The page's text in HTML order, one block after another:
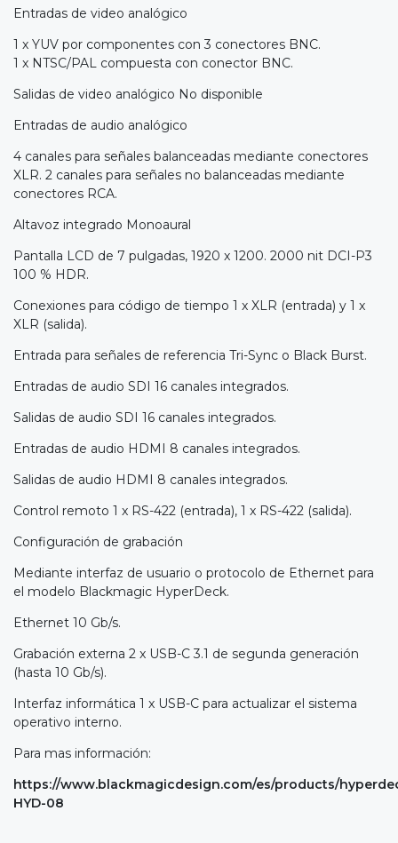
Entradas de video analógico
1 x YUV por componentes con 3 conectores BNC.
1 x NTSC/PAL compuesta con conector BNC.
Salidas de video analógico No disponible
Entradas de audio analógico
4 canales para señales balanceadas mediante conectores
XLR. 2 canales para señales no balanceadas mediante
conectores RCA.
Altavoz integrado Monoaural
Pantalla LCD de 7 pulgadas, 1920 x 1200. 2000 nit DCI-P3
100 % HDR.
Conexiones para código de tiempo 1 x XLR (entrada) y 1 x
XLR (salida).
Entrada para señales de referencia Tri-Sync o Black Burst.
Entradas de audio SDI 16 canales integrados.
Salidas de audio SDI 16 canales integrados.
Entradas de audio HDMI 8 canales integrados.
Salidas de audio HDMI 8 canales integrados.
Control remoto 1 x RS-422 (entrada), 1 x RS-422 (salida).
Configuración de grabación
Mediante interfaz de usuario o protocolo de Ethernet para
el modelo Blackmagic HyperDeck.
Ethernet 10 Gb/s.
Grabación externa 2 x USB-C 3.1 de segunda generación
(hasta 10 Gb/s).
Interfaz informática 1 x USB-C para actualizar el sistema
operativo interno.
Para mas información:
https://www.blackmagicdesign.com/es/products/
HYD-08